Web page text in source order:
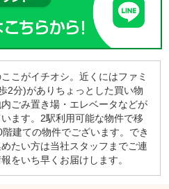
こがイチオシ。近くにはファミ
2分)がありちょっとした買い物
ごみ置き場・エレベータなどが
ます。2駅利用可能な物件で移
建ての物件でございます。でき
たい方は当社スタッフまでご連
をいち早くお届けします。